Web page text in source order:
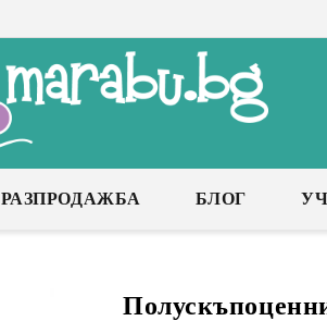
РАЗПРОДАЖБА БЛОГ